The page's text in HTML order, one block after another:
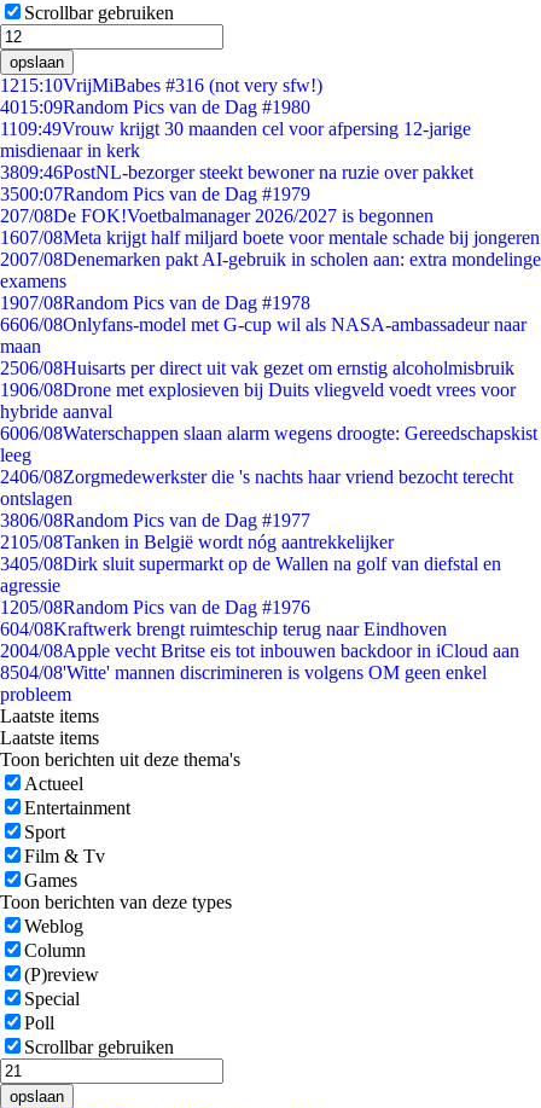
Scrollbar gebruiken
opslaan
1215:10VrijMiBabes #316 (not very sfw!)
4015:09Random Pics van de Dag #1980
1109:49Vrouw krijgt 30 maanden cel voor afpersing 12-jarige
misdienaar in kerk
3809:46PostNL-bezorger steekt bewoner na ruzie over pakket
3500:07Random Pics van de Dag #1979
207/08De FOK!Voetbalmanager 2026/2027 is begonnen
1607/08Meta krijgt half miljard boete voor mentale schade bij jongeren
2007/08Denemarken pakt AI-gebruik in scholen aan: extra mondelinge
examens
1907/08Random Pics van de Dag #1978
6606/08Onlyfans-model met G-cup wil als NASA-ambassadeur naar
maan
2506/08Huisarts per direct uit vak gezet om ernstig alcoholmisbruik
1906/08Drone met explosieven bij Duits vliegveld voedt vrees voor
hybride aanval
6006/08Waterschappen slaan alarm wegens droogte: Gereedschapskist
leeg
2406/08Zorgmedewerkster die 's nachts haar vriend bezocht terecht
ontslagen
3806/08Random Pics van de Dag #1977
2105/08Tanken in België wordt nóg aantrekkelijker
3405/08Dirk sluit supermarkt op de Wallen na golf van diefstal en
agressie
1205/08Random Pics van de Dag #1976
604/08Kraftwerk brengt ruimteschip terug naar Eindhoven
2004/08Apple vecht Britse eis tot inbouwen backdoor in iCloud aan
8504/08'Witte' mannen discrimineren is volgens OM geen enkel
probleem
Laatste items
Laatste items
Toon berichten uit deze thema's
Actueel
Entertainment
Sport
Film & Tv
Games
Toon berichten van deze types
Weblog
Column
(P)review
Special
Poll
Scrollbar gebruiken
opslaan